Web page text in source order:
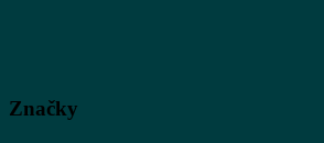
Značky